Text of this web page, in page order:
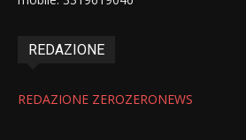
REDAZIONE
REDAZIONE ZEROZERONEWS